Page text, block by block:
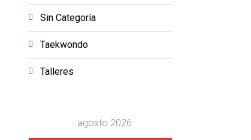
Sin Categoría
Taekwondo
Talleres
agosto 2026